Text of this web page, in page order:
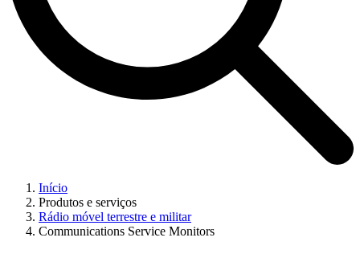
Início
Produtos e serviços
Rádio móvel terrestre e militar
Communications Service Monitors